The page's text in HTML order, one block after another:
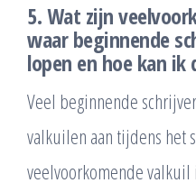
5. Wat zijn
waar beginnende
lopen en hoe kan ik
Veel beginnende
valkuilen aan tijdens het
veelvoorkomende